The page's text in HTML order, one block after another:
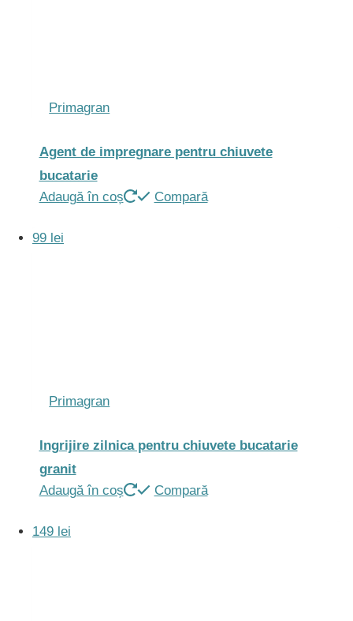
Primagran
Agent de impregnare pentru chiuvete
bucatarie
Adaugă în coș
Compară
99 lei
Primagran
Ingrijire zilnica pentru chiuvete bucatarie
granit
Adaugă în coș
Compară
149 lei